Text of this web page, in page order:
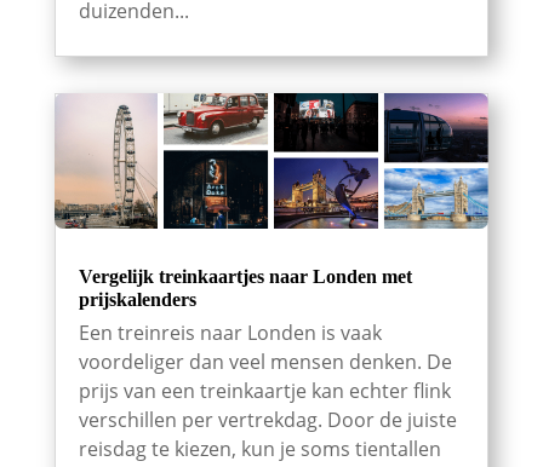
Vergelijk treinkaartjes naar Londen met
prijskalenders
Een treinreis naar Londen is vaak
voordeliger dan veel mensen denken. De
verschillen per vertrekdag. Door de juiste
reisdag te kiezen, kun je soms tientallen
euro's besparen op precies dezelfde
treinreis. Zoek tickets Met...